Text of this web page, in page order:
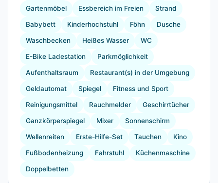
Gartenmöbel Essbereich im Freien Strand
Babybett Kinderhochstuhl Föhn Dusche
Waschbecken Heißes Wasser WC
E-Bike Ladestation Parkmöglichkeit
Aufenthaltsraum Restaurant(s) in der Umgebung
Geldautomat Spiegel Fitness und Sport
Reinigungsmittel Rauchmelder Geschirrtücher
Ganzkörperspiegel Mixer Sonnenschirm
Wellenreiten Erste-Hilfe-Set Tauchen Kino
Fußbodenheizung Fahrstuhl Küchenmaschine
Doppelbetten